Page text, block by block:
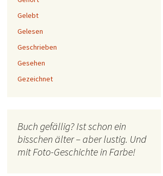
Gelebt
Gelesen
Geschrieben
Gesehen
Gezeichnet
Buch gefällig? Ist schon ein
bisschen älter – aber lustig. Und
mit Foto-Geschichte in Farbe!